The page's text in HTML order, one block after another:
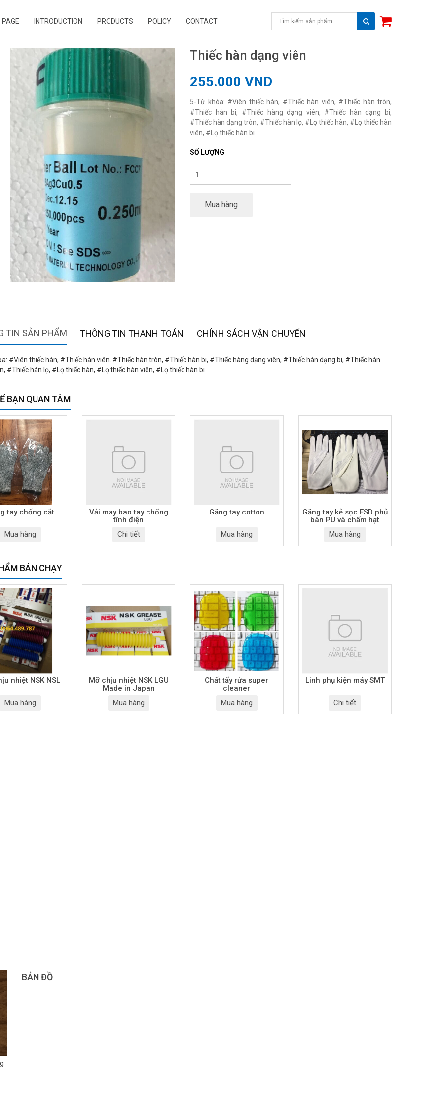
PAGE INTRODUCTION PRODUCTS POLICY CONTACT
Thiếc hàn dạng viên
255.000 VND
5-Từ khóa: #Viên thiếc hàn, #Thiếc hàn viên, #Thiếc hàn tròn,
#Thiếc hàn bi, #Thiếc hàng dạng viên, #Thiếc hàn dạng bi,
#Thiếc hàn dạng tròn, #Thiếc hàn lọ, #Lọ thiếc hàn, #Lọ thiếc hàn
viên, #Lọ thiếc hàn bi
SỐ LƯỢNG
Mua hàng
TIN SẢN PHẨM THÔNG TIN THANH TOÁN CHÍNH SÁCH VẬN CHUYỂN
#Viên thiếc hàn, #Thiếc hàn viên, #Thiếc hàn tròn, #Thiếc hàn bi, #Thiếc hàng dạng viên, #Thiếc hàn dạng bi, #Thiếc hàn
#Thiếc hàn lọ, #Lọ thiếc hàn, #Lọ thiếc hàn viên, #Lọ thiếc hàn bi
BẠN QUAN TÂM
tay chống cắt
Mua hàng
Vải may bao tay chống
tĩnh điện
Chi tiết
Găng tay cotton
Mua hàng
Găng tay kẻ sọc ESD phủ
bàn PU và chấm hạt
Mua hàng
BÁN CHẠY
nhiệt NSK NSL
Mua hàng
Mỡ chịu nhiệt NSK LGU
Made in Japan
Mua hàng
Chất tẩy rửa super
cleaner
Mua hàng
Linh phụ kiện máy SMT
Chi tiết
BẢN ĐỒ